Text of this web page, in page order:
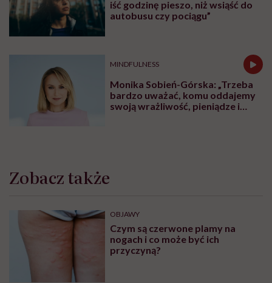
iść godzinę pieszo, niż wsiąść do
autobusu czy pociągu”
MINDFULNESS
Monika Sobień-Górska: „Trzeba
bardzo uważać, komu oddajemy
swoją wrażliwość, pieniądze i
Zobacz także
OBJAWY
Czym są czerwone plamy na
nogach i co może być ich
przyczyną?